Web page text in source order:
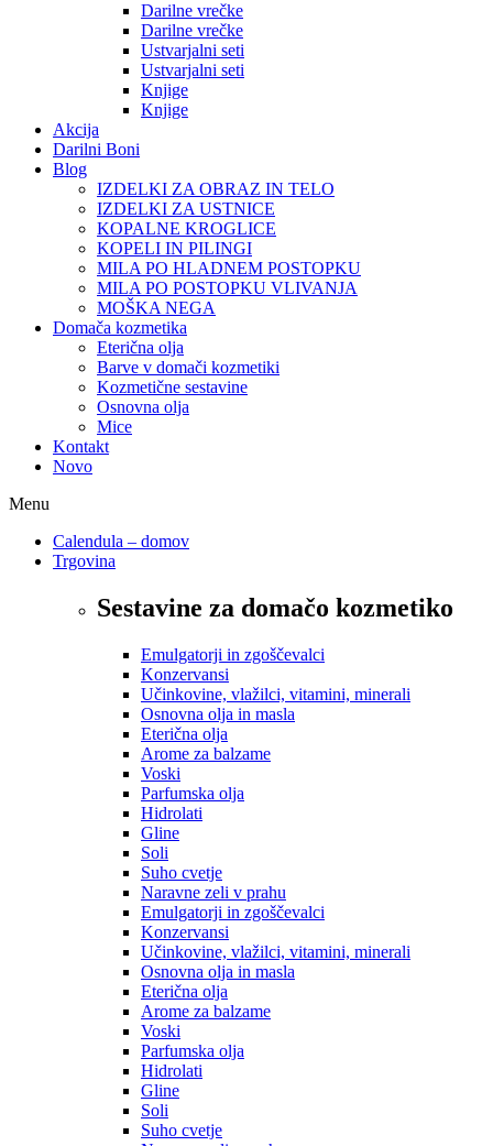
Darilne vrečke
Darilne vrečke
Ustvarjalni seti
Ustvarjalni seti
Knjige
Knjige
Akcija
Darilni Boni
Blog
IZDELKI ZA OBRAZ IN TELO
IZDELKI ZA USTNICE
KOPALNE KROGLICE
KOPELI IN PILINGI
MILA PO HLADNEM POSTOPKU
MILA PO POSTOPKU VLIVANJA
MOŠKA NEGA
Domača kozmetika
Eterična olja
Barve v domači kozmetiki
Kozmetične sestavine
Osnovna olja
Mice
Kontakt
Novo
Menu
Calendula – domov
Trgovina
Sestavine za domačo kozmetiko
Emulgatorji in zgoščevalci
Konzervansi
Učinkovine, vlažilci, vitamini, minerali
Osnovna olja in masla
Eterična olja
Arome za balzame
Voski
Parfumska olja
Hidrolati
Gline
Soli
Suho cvetje
Naravne zeli v prahu
Emulgatorji in zgoščevalci
Konzervansi
Učinkovine, vlažilci, vitamini, minerali
Osnovna olja in masla
Eterična olja
Arome za balzame
Voski
Parfumska olja
Hidrolati
Gline
Soli
Suho cvetje